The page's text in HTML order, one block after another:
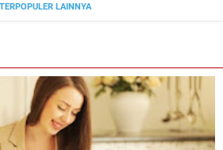
TERPOPULER LAINNYA